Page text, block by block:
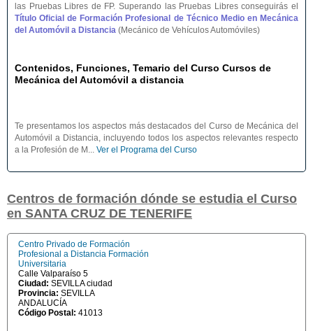
las Pruebas Libres de FP. Superando las Pruebas Libres conseguirás el
Título Oficial de Formación Profesional de Técnico Medio en Mecánica
del Automóvil a Distancia (Mecánico de Vehículos Automóviles)
Contenidos, Funciones, Temario del Curso Cursos de
Mecánica del Automóvil a distancia
Te presentamos los aspectos más destacados del Curso de Mecánica del
Automóvil a Distancia, incluyendo todos los aspectos relevantes respecto
a la Profesión de M... Ver el Programa del Curso
Centros de formación dónde se estudia el Curso
en SANTA CRUZ DE TENERIFE
Centro Privado de Formación
Profesional a Distancia Formación
Universitaria
Calle Valparaíso 5
Ciudad: SEVILLA ciudad
Provincia: SEVILLA
ANDALUCÍA
Código Postal: 41013